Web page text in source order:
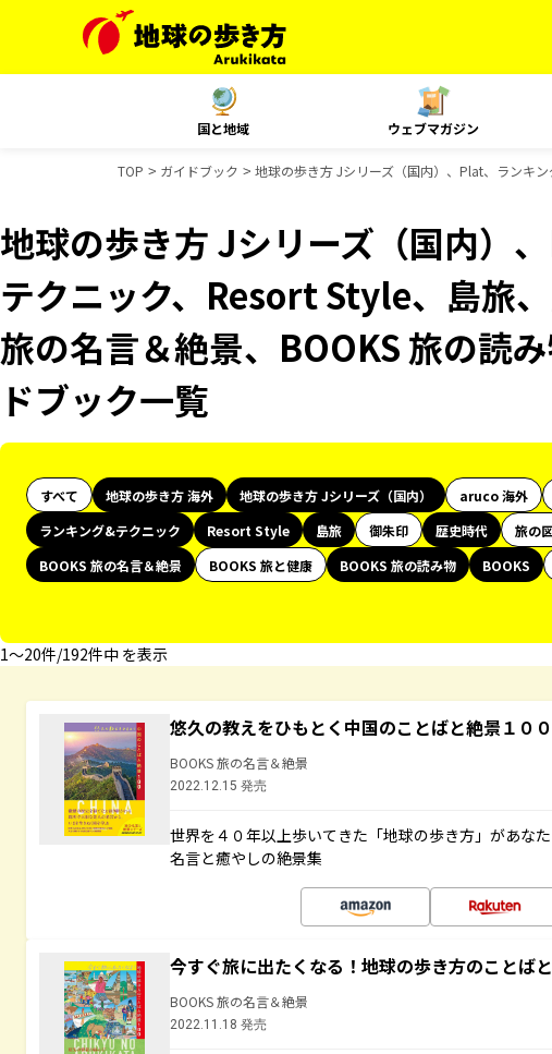
国と地域 ウェブマガジン
TOP ガイドブック 地球の歩き方 Jシリーズ（国内）、Plat、ランキ
地球の歩き方 Jシリーズ（国内）
テクニック、Resort Style、島旅
旅の名言＆絶景、BOOKS 旅の読
ドブック一覧
すべて 地球の歩き方 海外 地球の歩き方 Jシリーズ（国内） aruco 海外
ランキング&テクニック
Resort Style 島旅 御朱印 歴史時代 旅の
BOOKS 旅の名言＆絶景
BOOKS 旅と健康 BOOKS 旅の読み物 BOOKS
1〜20件/192件中 を表示
悠久の教えをひもとく中国のことばと絶景１００
BOOKS 旅の名言＆絶景
2022.12.15 発売
世界を４０年以上歩いてきた「地球の歩き方」があな
名言と癒やしの絶景集
今すぐ旅に出たくなる！地球の歩き方のことば
BOOKS 旅の名言＆絶景
2022.11.18 発売